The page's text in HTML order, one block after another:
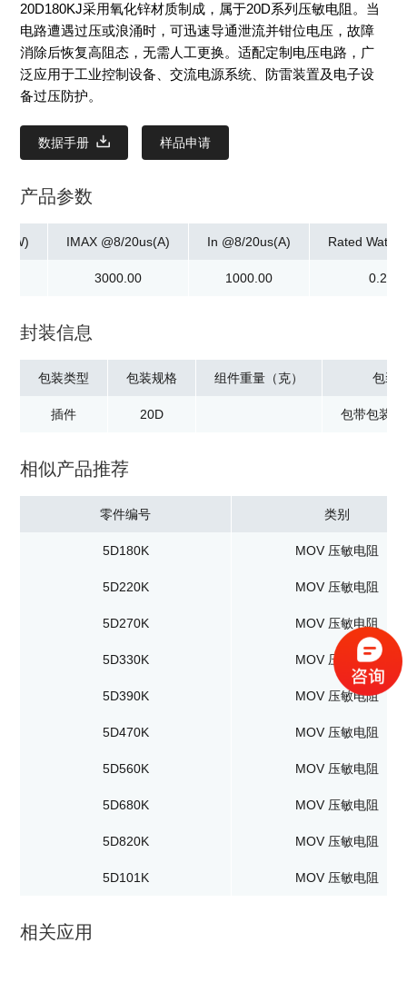
20D180KJ采用氧化锌材质制成，属于20D系列压敏电阻。当
电路遭遇过压或浪涌时，可迅速导通泄流并钳位电压，故障
消除后恢复高阻态，无需人工更换。适配定制电压电路，广
泛应用于工业控制设备、交流电源系统、防雷装置及电子设
备过压防护。
数据手册 样品申请
产品参数
IMAX @8/20us(A)
3000.00
In @8/20us(A)
1000.00
Rated
0.20
封装信息
包装类型
插件
包装规格
20D
组件重量（克） 包装
包带包装
相似产品推荐
零件编号 类别
5D180K MOV 压敏电阻
5D220K MOV 压敏电阻
5D270K MOV 压敏电阻
5D330K MOV 压敏电阻
5D390K MOV 压敏电阻
5D470K MOV 压敏电阻
5D560K MOV 压敏电阻
5D680K MOV 压敏电阻
5D820K MOV 压敏电阻
5D101K MOV 压敏电阻
相关应用